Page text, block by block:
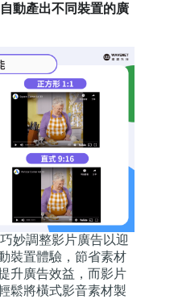
動產出不同裝置的廣
妙調整影片廣告以迎
裝置體驗，節省素材
升廣告效益，而影片
鬆將橫式影音素材製